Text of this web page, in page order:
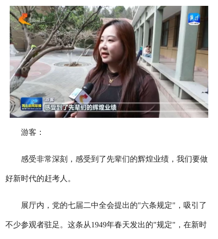
游客：
感受非常深刻，感受到了先辈们的辉煌业绩，我们要做
好新时代的赶考人。
展厅内，党的七届二中全会提出的"六条规定"，吸引了
不少参观者驻足。这条从1949年春天发出的"规定"，在新时